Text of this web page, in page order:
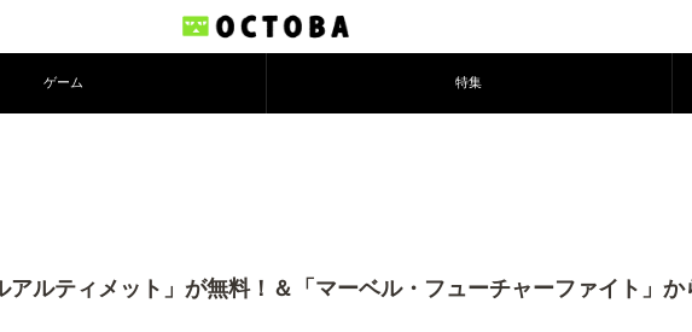
ゲーム 特集
ルティメット」が無料！＆「マーベル・フューチャーファイト」か